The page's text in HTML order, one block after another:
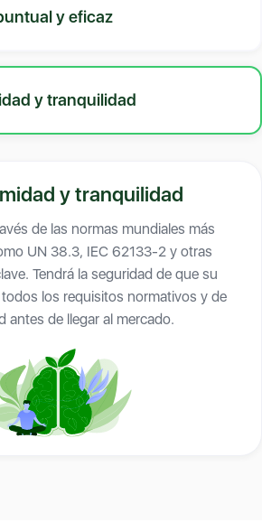
y eficaz
y tranquilidad
y tranquilidad
de las normas mundiales más
UN 38.3, IEC 62133-2 y otras
Tendrá la seguridad de que su
los requisitos normativos y de
antes de llegar al mercado.